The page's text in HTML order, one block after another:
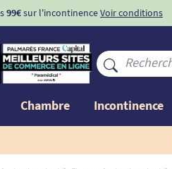
99€sur l'incontinenceVoir conditions
Chambre Incontinence